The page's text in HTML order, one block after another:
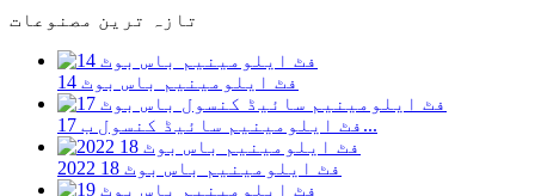
تازہ ترین مصنوعات
14 فٹ ایلومینیم باس بوٹ
17 فٹ ایلومینیم سائیڈ کنسول ب...
2022 18 فٹ ایلومینیم باس بوٹ